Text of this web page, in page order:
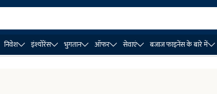
निवेश इंश्योरेंस भुगतान ऑफर सेवाएं बजाज फाइनेंस के बारे में